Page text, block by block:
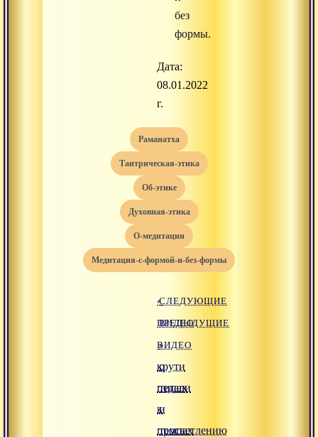
без
формы.
Дата:
08.01.2022
г.
раманатха
тантрическая-этика
об-этике
духовная-этика
о-медитации
медитация-с-формой-и-без-формы
«
ПРЕДЫДУЩИЕ
ВИДЕО
крути
педали
к
просветлению
СЛЕДУЮЩИЕ
ВИДЕО
»
о
типах
и
темпах